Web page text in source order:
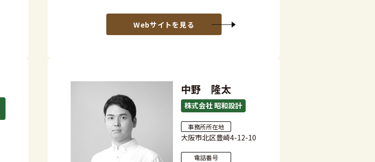
Webサイトを見る
中野 隆太
株式会社 昭和設計
事務所所在地
大阪市北区豊崎4-12-10
電話番号